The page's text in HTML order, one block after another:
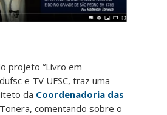
projeto “Livro em
e TV UFSC, traz uma
da Coordenadoria das
comentando sobre o